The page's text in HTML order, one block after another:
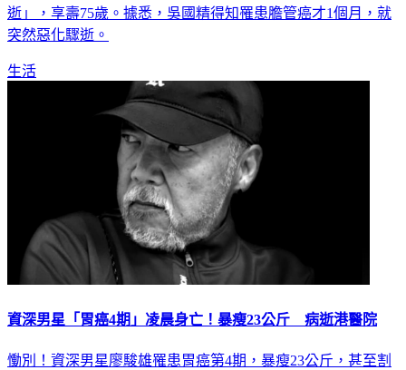
逝」，享壽75歲。據悉，吳國精得知罹患膽管癌才1個月，就
突然惡化驟逝。
生活
資深男星「胃癌4期」凌晨身亡！暴瘦23公斤 病逝港醫院
慟別！資深男星廖駿雄罹患胃癌第4期，暴瘦23公斤，甚至割